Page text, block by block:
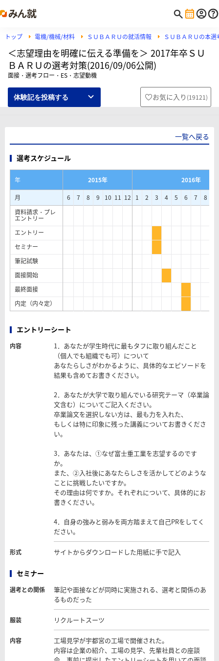
トップ 電機/機械/材料 ＳＵＢＡＲＵの就活情報 ＳＵＢＡＲＵの本
＜志望理由を明確に伝える準備を＞ 2017年卒ＳＵ
ＢＡＲＵの選考対策(2016/09/06公開)
面接・選考フロー・ES・志望動機
体験記を投稿する お気に入り (19121)
一覧へ戻る
選考スケジュール
年 2015年
2016年
月
6 7 8 9 10 11 12 1 2 3 4 5 6 7 8
資料請求・プレ
エントリー
エントリー
セミナー
筆記試験
面接開始
最終面接
内定（内々定）
エントリーシート
内容
1．あなたが学生時代に最もタフに取り組んだこと
（個人でも組織でも可）について
あなたらしさがわかるように、具体的なエピソードを
結果も含めてお書きください。
2．あなたが大学で取り組んでいる研究テーマ（卒業論
文含む）についてご記入ください。
卒業論文を選択しない方は、最も力を入れた、
もしくは特に印象に残った講義についてお書きくださ
い。
3．あなたは、①なぜ富士重工業を志望するのです
か。
また、②入社後にあなたらしさを活かしてどのような
ことに挑戦したいですか。
その理由は何ですか。それぞれについて、具体的にお
書きください。
4．自身の強みと弱みを両方踏まえて自己PRをしてく
ださい。
形式 サイトからダウンロードした用紙に手で記入
セミナー
選考との関係
筆記や面接などが同時に実施される、選考と関係のあ
るものだった
服装 リクルートスーツ
内容
工場見学が宇都宮の工場で開催された。
内容は企業の紹介、工場の見学、先輩社員との座談